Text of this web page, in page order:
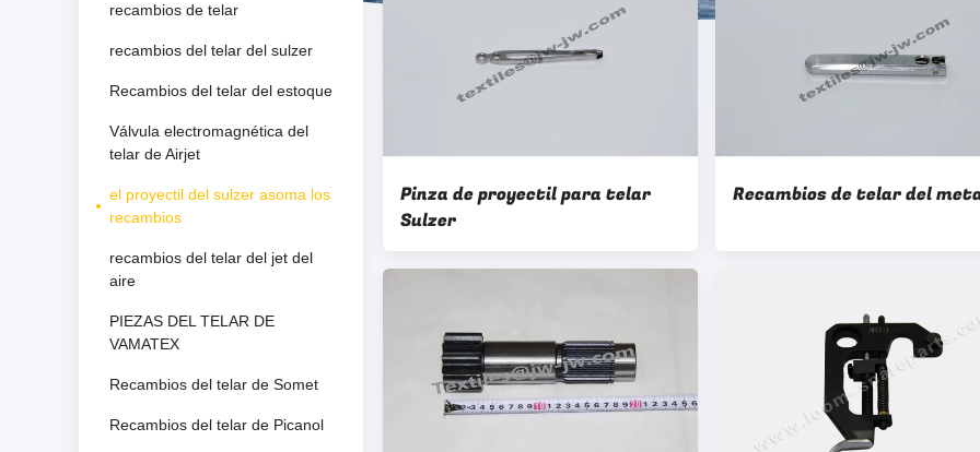
recambios de telar
recambios del telar del sulzer
Recambios del telar del estoque
Válvula electromagnética del
telar de Airjet
el proyectil del sulzer asoma los
recambios
recambios del telar del jet del
aire
PIEZAS DEL TELAR DE
VAMATEX
Recambios del telar de Somet
Recambios del telar de Picanol
Pinza de proyectil para telar
Sulzer
Recambios de telar del